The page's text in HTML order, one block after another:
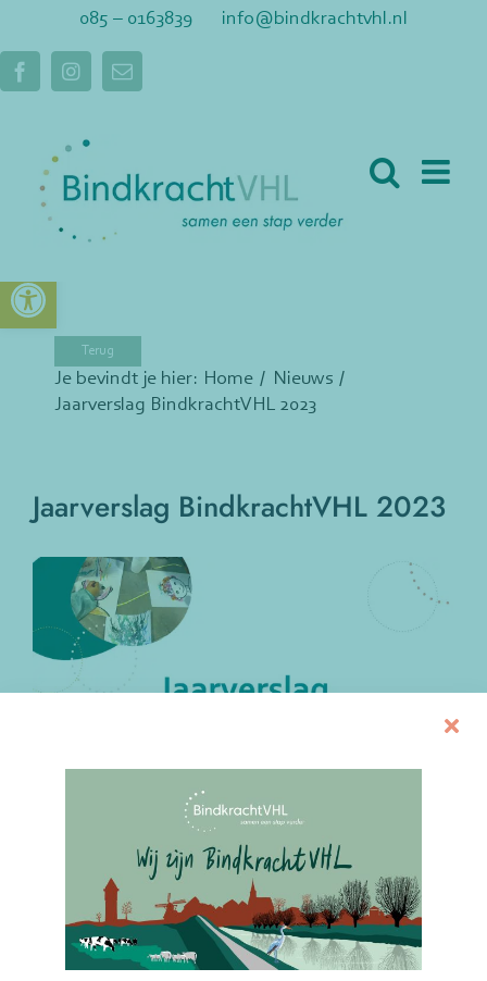
Toolbar openen
inhoud
085 – 0163839 info@bindkrachtvhl.nl
FacebookInstagram
E-
Je bevindt je hier: Home
Nieuws
Jaarverslag BindkrachtVHL 2023
Jaarverslag BindkrachtVHL 2023
Bekijk
grotere
afbeelding